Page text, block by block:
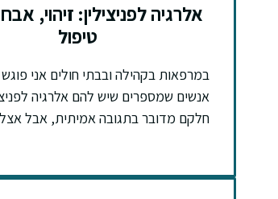
אלרגיה לפניצילין: זיהוי,
טיפול
במרפאות בקהילה ובבתי חולים אני
אנשים שמספרים שיש להם אלרגיה
חלקם מדובר בתגובה אמיתית, אבל אצל